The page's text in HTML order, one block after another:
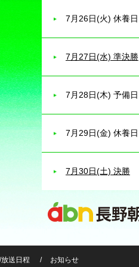
7月26日(火) 休養日
7月27日(水) 準決勝
7月28日(木) 予備日
7月29日(金) 休養日
7月30日(土) 決勝
送日程 お知らせ